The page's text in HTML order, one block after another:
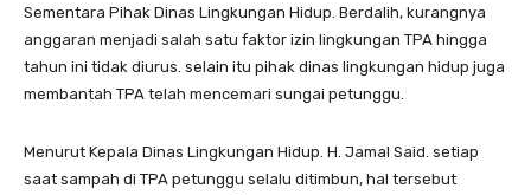
Sementara Pihak Dinas Lingkungan Hidup. Berdalih, kurangnya
anggaran menjadi salah satu faktor izin lingkungan TPA hingga
tahun ini tidak diurus. selain itu pihak dinas lingkungan hidup juga
membantah TPA telah mencemari sungai petunggu.
Menurut Kepala Dinas Lingkungan Hidup. H. Jamal Said. setiap
saat sampah di TPA petunggu selalu ditimbun, hal tersebut